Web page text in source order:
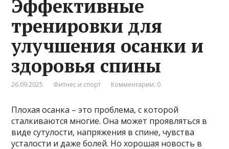
Эффективные
тренировки для
улучшения осанки и
здоровья спины
26.09.2025 Фитнес и спорт Комментарии: 0
Плохая осанка – это проблема, с которой
сталкиваются многие. Она может проявляться в
виде сутулости, напряжения в спине, чувства
усталости и даже болей. Но хорошая новость в